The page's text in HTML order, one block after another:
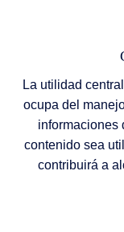
La utilidad
ocupa del
informaciones
contenido sea
contribuirá a